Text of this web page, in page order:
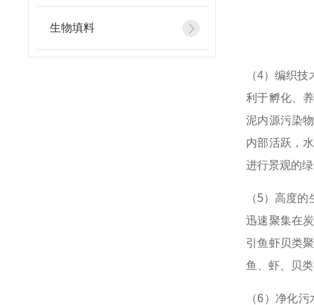
生物填料
（4）编织技
利于孵化、
泥内源污染
内部活跃，
进行景观的
（5）高度
迅速聚集在
引鱼虾贝类
鱼、虾、贝
（6）净化